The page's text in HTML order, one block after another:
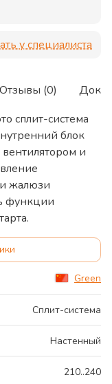
у специалиста
Отзывы (0)
сплит-система
блок
и
жалюзи
функции
Green
Сплит-система
Настенный
210..240